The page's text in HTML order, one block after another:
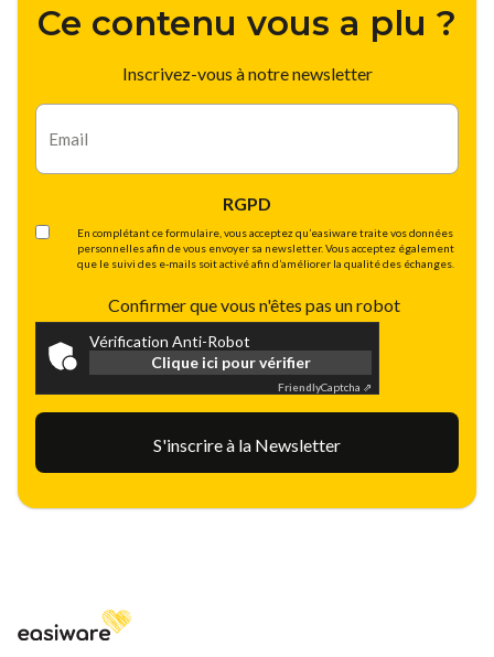
Ce contenu vous a plu ?
Inscrivez-vous à notre newsletter
RGPD
En complétant ce formulaire, vous acceptez qu’easiware traite vos données
personnelles afin de vous envoyer sa newsletter. Vous acceptez également
que le suivi des e-mails soit activé afin d’améliorer la qualité des échanges.
Confirmer que vous n'êtes pas un robot
Vérification Anti-Robot
Clique ici pour vérifier
FriendlyCaptcha ⇗